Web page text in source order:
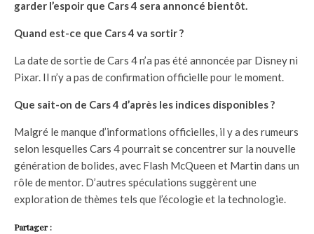
garder l’espoir que Cars 4 sera annoncé bientôt.
Quand est-ce que Cars 4 va sortir ?
La date de sortie de Cars 4 n’a pas été annoncée par Disney ni
Pixar. Il n’y a pas de confirmation officielle pour le moment.
Que sait-on de Cars 4 d’après les indices disponibles ?
Malgré le manque d’informations officielles, il y a des rumeurs
selon lesquelles Cars 4 pourrait se concentrer sur la nouvelle
génération de bolides, avec Flash McQueen et Martin dans un
rôle de mentor. D’autres spéculations suggèrent une
exploration de thèmes tels que l’écologie et la technologie.
Partager :